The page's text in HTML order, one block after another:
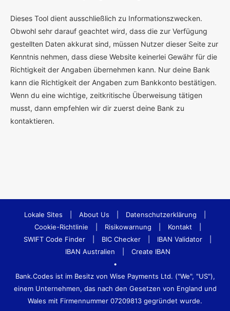
Dieses Tool dient ausschließlich zu Informationszwecken.
Obwohl sehr darauf geachtet wird, dass die zur Verfügung
gestellten Daten akkurat sind, müssen Nutzer dieser Seite zur
Kenntnis nehmen, dass diese Website keinerlei Gewähr für die
Richtigkeit der Angaben übernehmen kann. Nur deine Bank
kann die Richtigkeit der Angaben zum Bankkonto bestätigen.
Wenn du eine wichtige, zeitkritische Überweisung tätigen
musst, dann empfehlen wir dir zuerst deine Bank zu
kontaktieren.
Lokale Sites About Us Datenschutzerklärung
Cookie-Richtlinie
Risikowarnung Kontakt
SWIFT Code Finder
BIC Checker IBAN Validator
IBAN Australien
Create IBAN
•
Bank.Codes ist im Besitz von Wise Payments Ltd. ("We", "US"),
einem Unternehmen, das nach den Gesetzen von England und
Wales mit Firmennummer 07209813 gegründet wurde.